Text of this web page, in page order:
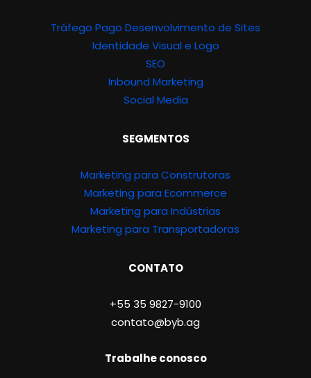
Tráfego Pago Desenvolvimento de Sites
Identidade Visual e Logo
SEO
Inbound Marketing
Social Media
SEGMENTOS
Marketing para Construtoras
Marketing para Ecommerce
Marketing para Indústrias
Marketing para Transportadoras
CONTATO
+55 35 9827-9100
contato@byb.ag
Trabalhe conosco